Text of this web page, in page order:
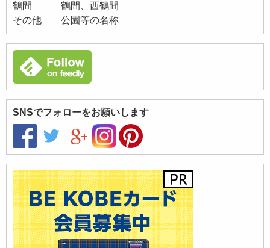
鶴間 鶴間、西鶴間
その他 公園等の名称
SNSでフォローをお願いします